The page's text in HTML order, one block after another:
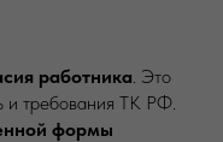
работника . Это
и требования ТК РФ.
формы